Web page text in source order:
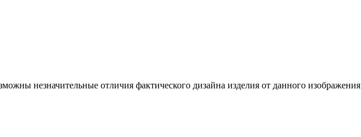
незначительные отличия фактического дизайна изделия от данного изображения